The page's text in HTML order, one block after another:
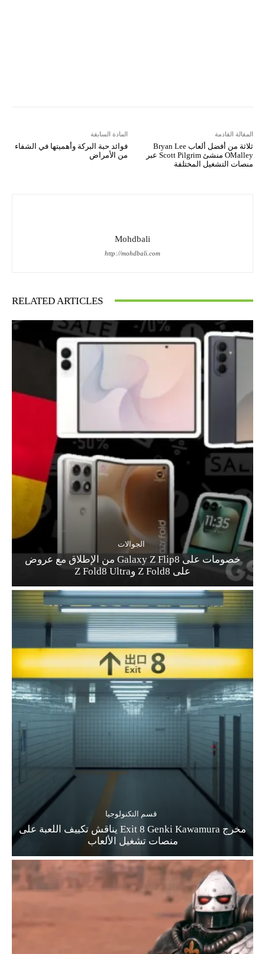
المادة السابقة
فوائد حبة البركة وأهميتها في الشفاء
من الأمراض
المقالة القادمة
ثلاثة من أفضل ألعاب Bryan Lee
OMalley منشئ Scott Pilgrim عبر
منصات التشغيل المختلفة
Mohdbali
http://mohdbali.com
RELATED ARTICLES
الجوالات
خصومات على Galaxy Z Flip8 من الإطلاق مع عروض
على Z Fold8 وZ Fold8 Ultra
قسم التكنولوجيا
مخرج Exit 8 Genki Kawamura يناقش تكييف اللعبة على
منصات تشغيل الألعاب